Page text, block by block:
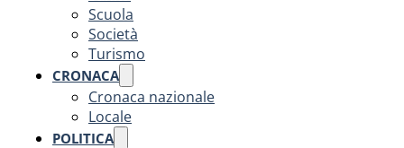
Scuola
Società
Turismo
CRONACA
Cronaca nazionale
Locale
POLITICA